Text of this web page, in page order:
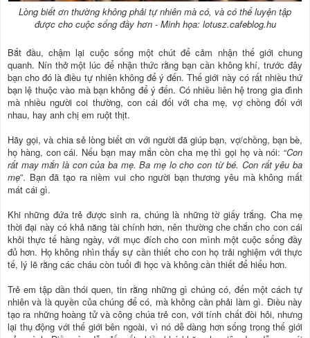
Lòng biết ơn thường không phải tự nhiên mà có, và có thể luyện tập
được cho cuộc sống đầy hơn - Minh họa: lotusz.cafeblog.hu
Bắt đầu, chậm lại cuộc sống một chút để cảm nhận thế giới chung
quanh. Nín thở một lúc để nhận thức rằng bạn cần không khí, trước đây
bạn cho đó là điều tự nhiên không để ý đến. Thế giới này có rất nhiều thứ
bạn lệ thuộc vào mà bạn không để ý đến. Có nhiều liên hệ trong gia đình
mà nhiều người coi thường, con cái đối với cha mẹ, vợ chồng đối với
nhau, hay anh chị em ruột thịt.
Hãy gọi, và chia sẻ lòng biết ơn với người đã giúp bạn, vợ/chồng, bạn bè,
họ hàng, con cái. Nếu bạn may mắn còn cha mẹ thì gọi họ và nói: “Con
rất may mắn là con của ba mẹ. Ba mẹ lo cho con từ bé. Con rất yêu ba
mẹ”. Bạn đã tạo ra niềm vui cho người bạn thương yêu mà không mất
mát cái gì.
Khi những đứa trẻ được sinh ra, chúng là những tờ giấy trắng. Cha mẹ
thời đại này có khả năng tài chính hơn, nên thường che chắn cho con cái
khỏi thực tế hàng ngày, với mục đích cho con mình một cuộc sống đầy
đủ hơn. Họ không nhìn thấy sự cần thiết cho con họ trải nghiệm với thực
tế, lý lẽ rằng các cháu còn tuổi đi học và không cần thiết để hiểu hơn.
Trẻ em tập dần thói quen, tin rằng những gì chúng có, đến một cách tự
nhiên và là quyền của chúng để có, mà không cần phải làm gì. Điều này
tạo ra những hoàng tử và công chúa trẻ con, với tính chất đòi hỏi, nhưng
lại thụ động với thế giới bên ngoài, vì nó dễ dàng hơn sống trong thế giới